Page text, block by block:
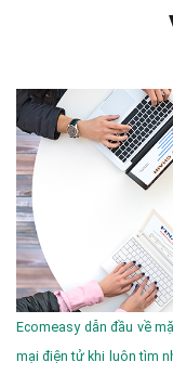
Ecomeasy dẫn đầu về
mại điện tử khi luôn tìm